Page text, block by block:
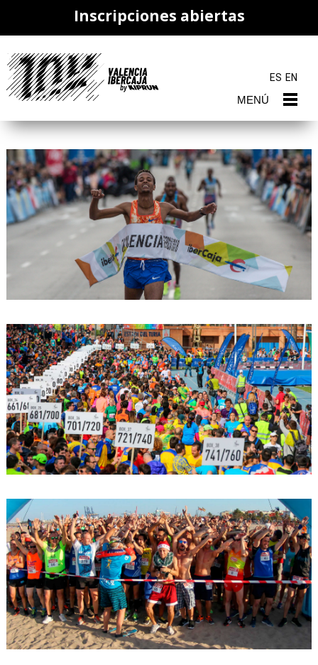
Inscripciones abiertas
ES EN
MENÚ